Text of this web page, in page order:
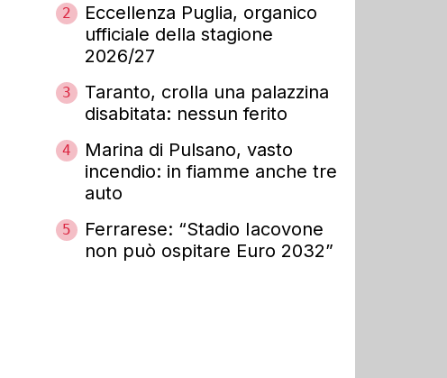
2
Eccellenza Puglia, organico
ufficiale della stagione
2026/27
3
Taranto, crolla una palazzina
disabitata: nessun ferito
4
Marina di Pulsano, vasto
incendio: in fiamme anche tre
auto
5
Ferrarese: “Stadio Iacovone
non può ospitare Euro 2032”